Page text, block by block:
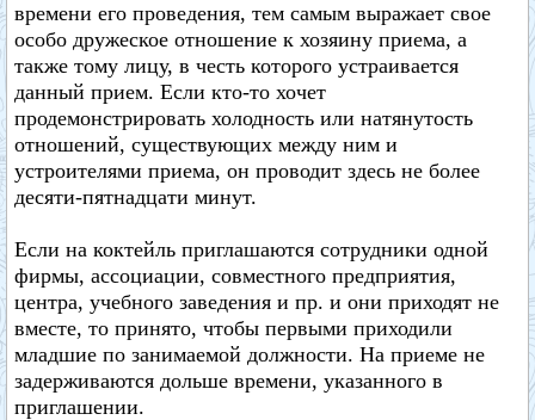
времени его проведения, тем самым выражает свое
особо дружеское отношение к хозяину приема, а
также тому лицу, в честь которого устраивается
данный прием. Если кто-то хочет
продемонстрировать холодность или натянутость
отношений, существующих между ним и
устроителями приема, он проводит здесь не более
десяти-пятнадцати минут.
Если на коктейль приглашаются сотрудники одной
фирмы, ассоциации, совместного предприятия,
центра, учебного заведения и пр. и они приходят не
вместе, то принято, чтобы первыми приходили
младшие по занимаемой должности. На приеме не
задерживаются дольше времени, указанного в
приглашении.